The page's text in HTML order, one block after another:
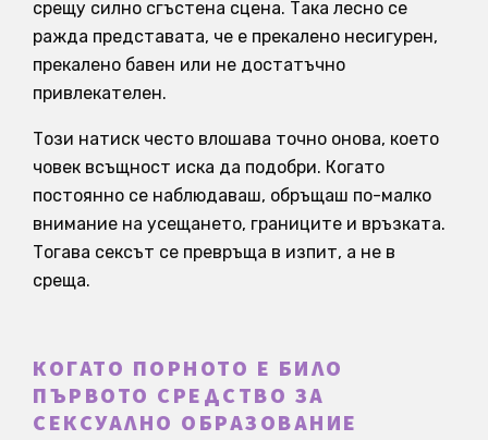
срещу силно сгъстена сцена. Така лесно се
ражда представата, че е прекалено несигурен,
прекалено бавен или не достатъчно
привлекателен.
Този натиск често влошава точно онова, което
човек всъщност иска да подобри. Когато
постоянно се наблюдаваш, обръщаш по-малко
внимание на усещането, границите и връзката.
Тогава сексът се превръща в изпит, а не в
среща.
КОГАТО ПОРНОТО Е БИЛО
ПЪРВОТО СРЕДСТВО ЗА
СЕКСУАЛНО ОБРАЗОВАНИЕ